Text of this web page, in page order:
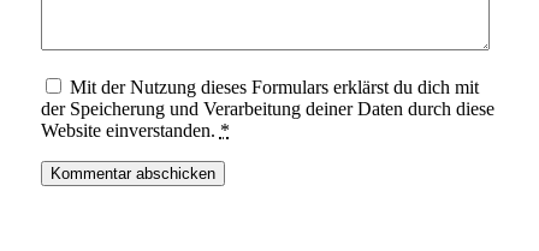
Mit der Nutzung dieses Formulars erklärst du dich mit
der Speicherung und Verarbeitung deiner Daten durch diese
Website einverstanden. *